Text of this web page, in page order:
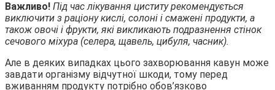
Важливо! Під час лікування циститу рекомендується
виключити з раціону кислі, солоні і смажені продукти, а
також овочі і фрукти, які викликають подразнення стінок
сечового міхура (селера, щавель, цибуля, часник).
Але в деяких випадках цього захворювання кавун може
завдати організму відчутної шкоди, тому перед
вживанням продукту потрібно обов’язково